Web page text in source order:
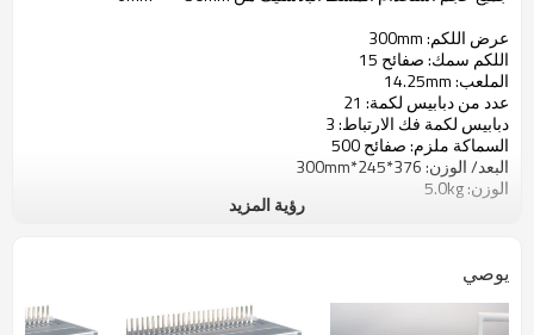
عرض اللكم: 300mm
اللكم سمك: صفائح 15
الملعب: 14.25mm
عدد من دبابيس لكمة: 21
دبابيس لكمة فك الارتباط: 3
السماكة ملزم: صفائح 500
البعد/ الوزن: 376*245*300mm
الوزن: 5.0kg
رؤية المزيد
يوصي